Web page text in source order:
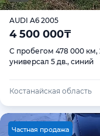
AUDI A6 2005
4 500 000₸
С пробегом 478 000 км,
универсал 5 дв., синий
Костанайская область
Частная продажа